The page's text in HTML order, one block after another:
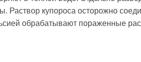
Раствор купороса осторожно
обрабатывают пораженные